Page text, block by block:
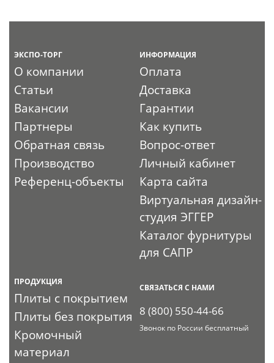
ЭКСПО-ТОРГ
О компании
Статьи
Вакансии
Партнеры
Обратная связь
Производство
Референц-объекты
ИНФОРМАЦИЯ
Оплата
Доставка
Гарантии
Как купить
Вопрос-ответ
Личный кабинет
Карта сайта
Виртуальная дизайн-
студия ЭГГЕР
Каталог фурнитуры
для САПР
ПРОДУКЦИЯ
Плиты с покрытием
Плиты без покрытия
Кромочный
материал
СВЯЗАТЬСЯ С НАМИ
8 (800) 550-44-66
Звонок по России бесплатный